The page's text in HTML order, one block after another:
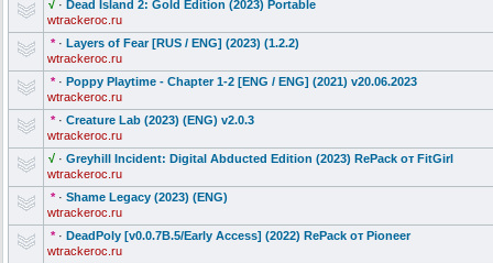
√ · Dead Island 2: Gold Edition (2023) Portable
wtrackeroc.ru
* · Layers of Fear [RUS / ENG] (2023) (1.2.2)
wtrackeroc.ru
* · Poppy Playtime - Chapter 1-2 [ENG / ENG] (2021) v20.06.2023
wtrackeroc.ru
* · Creature Lab (2023) (ENG) v2.0.3
wtrackeroc.ru
√ · Greyhill Incident: Digital Abducted Edition (2023) RePack от FitGirl
wtrackeroc.ru
* · Shame Legacy (2023) (ENG)
wtrackeroc.ru
* · DeadPoly [v0.0.7B.5/Early Access] (2022) RePack от Pioneer
wtrackeroc.ru